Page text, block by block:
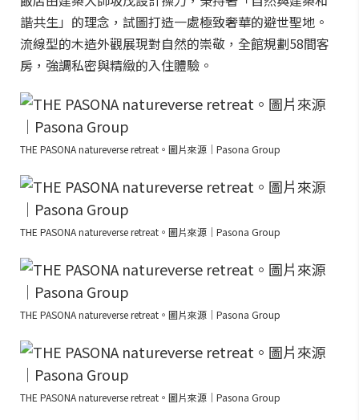
諧共生」的理念，試圖打造一處極致奢華的避世聖地。
流線型的木造外觀展現對自然的崇敬，全館規劃58間客
房，強調私密與精緻的入住體驗。
THE PASONA natureverse retreat。圖片來源｜Pasona Group
THE PASONA natureverse retreat。圖片來源｜Pasona Group
THE PASONA natureverse retreat。圖片來源｜Pasona Group
THE PASONA natureverse retreat。圖片來源｜Pasona Group